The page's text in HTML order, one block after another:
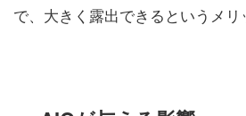
で、大きく露出できるというメリ